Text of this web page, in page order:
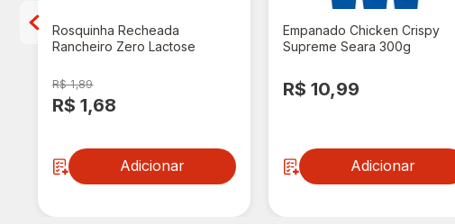
Rosquinha Recheada
Rancheiro Zero Lactose
R$ 1,89
R$ 1,68
Adicionar
Empanado Chicken Crispy
Supreme Seara 300g
R$ 10,99
Adicionar